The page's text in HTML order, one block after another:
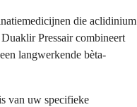
die aclidinium
Pressair combineert
langwerkende bèta-
van uw specifieke